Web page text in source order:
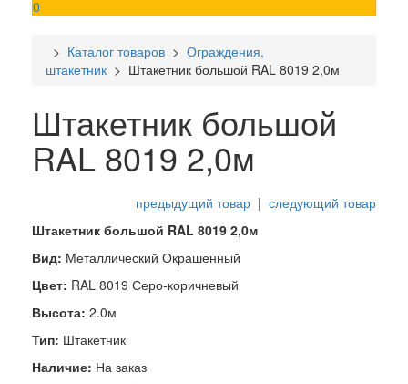
0
> Каталог товаров > Ограждения,
штакетник > Штакетник большой RAL 8019 2,0м
Штакетник большой
RAL 8019 2,0м
предыдущий товар | следующий товар
Штакетник большой RAL 8019 2,0м
Вид: Металлический Окрашенный
Цвет: RAL 8019 Серо-коричневый
Высота: 2.0м
Тип: Штакетник
Наличие: На заказ